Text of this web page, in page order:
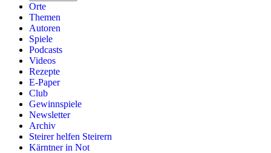
Orte
Themen
Autoren
Spiele
Podcasts
Videos
Rezepte
E-Paper
Club
Gewinnspiele
Newsletter
Archiv
Steirer helfen Steirern
Kärntner in Not